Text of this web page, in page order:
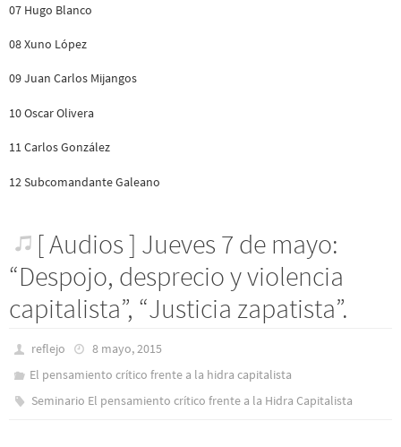
07 Hugo Blanco
08 Xuno López
09 Juan Carlos Mijangos
10 Oscar Olivera
11 Carlos González
12 Subcomandante Galeano
[ Audios ] Jueves 7 de mayo:
“Despojo, desprecio y violencia
capitalista”, “Justicia zapatista”.
reflejo
8 mayo, 2015
El pensamiento crítico frente a la hidra capitalista
Seminario El pensamiento crítico frente a la Hidra Capitalista